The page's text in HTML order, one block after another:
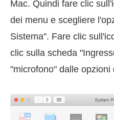
Mac. Quindi fare clic
dei menu e scegliere
Sistema". Fare clic
clic sulla scheda
"microfono" dalle opzioni